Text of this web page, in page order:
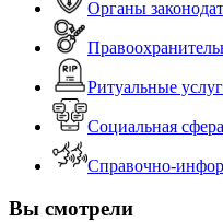
Органы
Ритуальные
Социальная сфера
Справочно-
Вы смотрели